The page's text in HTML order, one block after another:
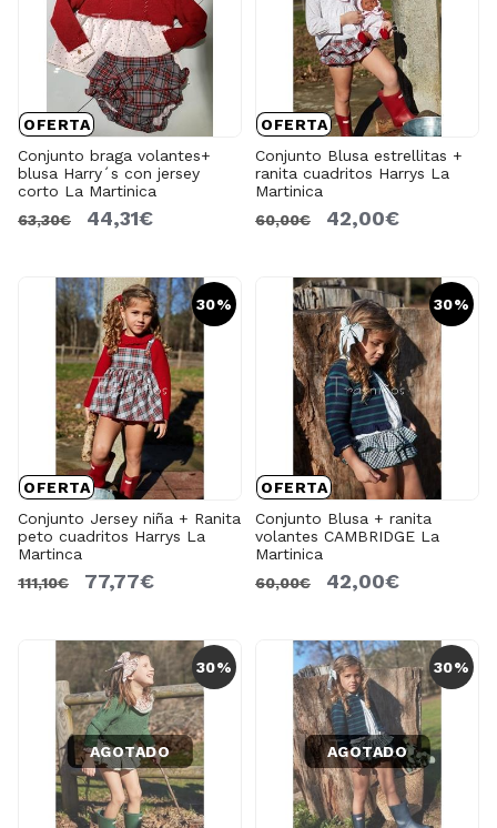
OFERTA
Conjunto braga volantes+
blusa Harry´s con jersey
corto La Martinica
63,30€
44,31€
OFERTA
Conjunto Blusa estrellitas +
ranita cuadritos Harrys La
Martinica
60,00€
42,00€
30%
OFERTA
Conjunto Jersey niña + Ranita
peto cuadritos Harrys La
Martinca
111,10€
77,77€
30%
OFERTA
Conjunto Blusa + ranita
volantes CAMBRIDGE La
Martinica
60,00€
42,00€
30%
AGOTADO
30%
AGOTADO